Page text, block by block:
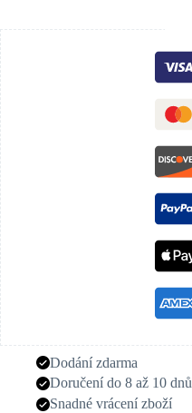
Dodání zdarma
Doručení do 8 až 10 dnů
Snadné vrácení zboží